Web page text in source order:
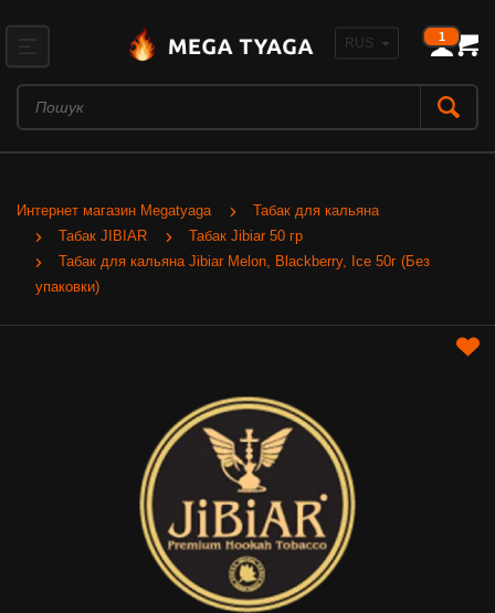
1
Интернет магазин Megatyaga
Табак для кальяна
Табак JIBIAR
Табак Jibiar 50 гр
Табак для кальяна Jibiar Melon, Blackberry, Ice 50г (Без
упаковки)